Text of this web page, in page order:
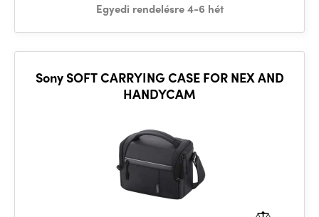
Egyedi rendelésre 4-6 hét
Sony SOFT CARRYING CASE FOR NEX AND
HANDYCAM